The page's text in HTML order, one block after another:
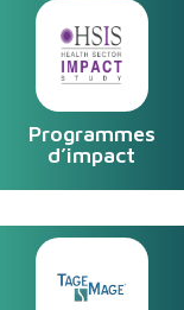
Programmes
d’impact